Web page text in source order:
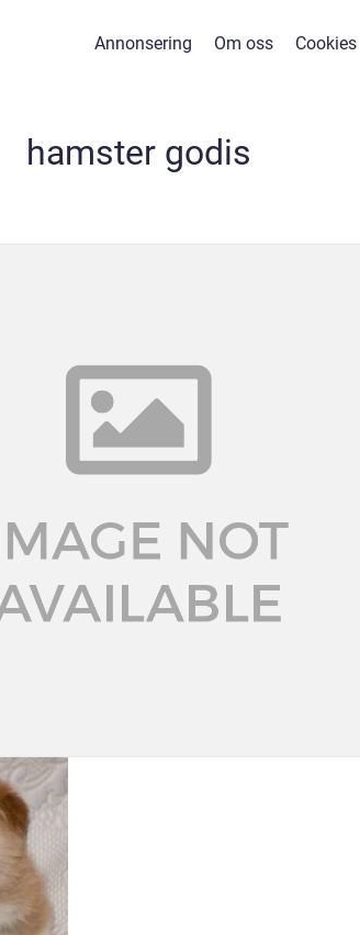
Annonsering Om oss Cookies
hamster godis